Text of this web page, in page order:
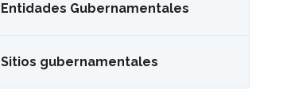
Entidades Gubernamentales
Sitios gubernamentales